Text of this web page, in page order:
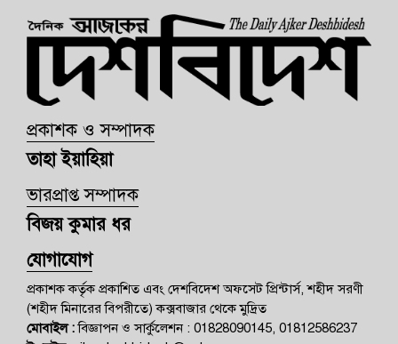
প্রকাশক ও সম্পাদক
তাহা ইয়াহিয়া
ভারপ্রাপ্ত সম্পাদক
বিজয় কুমার ধর
যোগাযোগ
প্রকাশক কর্তৃক প্রকাশিত এবং দেশবিদেশ অফসেট প্রিন্টার্স, শহীদ সরণী
(শহীদ মিনারের বিপরীতে) কক্সবাজার থেকে মুদ্রিত
মোবাইল :বিজ্ঞাপন ও সার্কুলেশন : 01828090145, 01812586237